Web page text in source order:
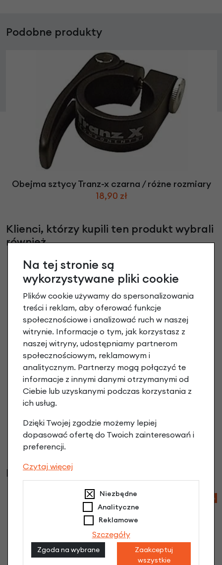
Podobne produkty
Obejma sztycy Tranz-x czarna / różne rozmiary
18,90 zł
Klienci, którzy kupili ten produkt wybrali
również
Pełna osłona łańcucha Hesling Classic 46Z
czarna
104,00 zł
Najczęściej kupowane
-76%
Na tej stronie są
wykorzystywane pliki cookie
Plików cookie używamy do spersonalizowania
treści i reklam, aby oferować funkcje
społecznościowe i analizować ruch w naszej
witrynie. Informacje o tym, jak korzystasz z
naszej witryny, udostępniamy partnerom
społecznościowym, reklamowym i
analitycznym. Partnerzy mogą połączyć te
informacje z innymi danymi otrzymanymi od
Ciebie lub uzyskanymi podczas korzystania z
ich usług.
Dzięki Twojej zgodzie możemy lepiej
dopasować ofertę do Twoich zainteresowań i
preferencji.
Czytaj więcej
Niezbędne
Analityczne
Reklamowe
Szczegóły
Zgoda na wybrane
Zaakceptuj
wszystkie